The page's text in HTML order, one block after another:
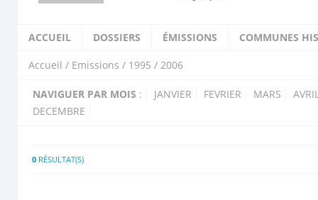
ACCUEIL DOSSIERS ÉMISSIONS COMMUNES
Accueil / Emissions / 1995 / 2006
NAVIGUER PAR MOIS : JANVIER FEVRIER MARS
DECEMBRE
0 RÉSULTAT(S)